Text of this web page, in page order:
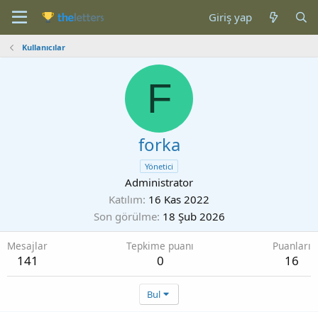
Giriş yap
Kullanıcılar
F
forka
Yönetici
Administrator
Katılım 16 Kas 2022
Son görülme 18 Şub 2026
Mesajlar
141
Tepkime puanı
0
Puanları
16
Bul